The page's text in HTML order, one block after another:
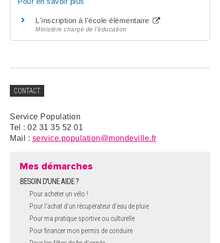
L'inscription à l'école élémentaire
Ministère chargé de l'éducation
CONTACT
Service Population
Tel : 02 31 35 52 01
Mail : service.population@mondeville.fr
Mes démarches
BESOIN D'UNE AIDE ?
Pour acheter un vélo !
Pour l'achat d’un récupérateur d’eau de pluie
Pour ma pratique sportive ou culturelle
Pour financer mon permis de conduire